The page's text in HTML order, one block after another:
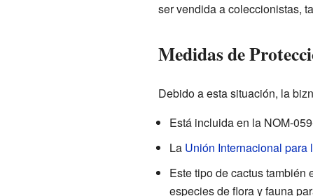
ser vendida a coleccionistas,
Medidas de
Debido a esta situación, la
Está incluida en la NOM-
La Unión Internacional
Este tipo de cactus
especies de flora y fauna